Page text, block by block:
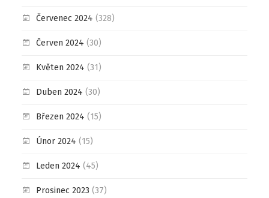
Červenec 2024 (328)
Červen 2024 (30)
Květen 2024 (31)
Duben 2024 (30)
Březen 2024 (15)
Únor 2024 (15)
Leden 2024 (45)
Prosinec 2023 (37)